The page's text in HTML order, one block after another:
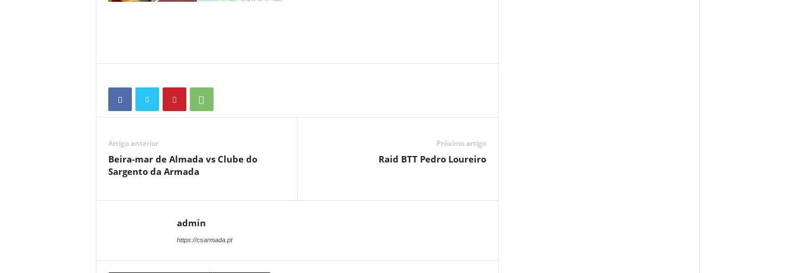
Artigo anterior
Beira-mar de Almada vs Clube do
Sargento da Armada
Próximo artigo
Raid BTT Pedro Loureiro
admin
https://csarmada.pt